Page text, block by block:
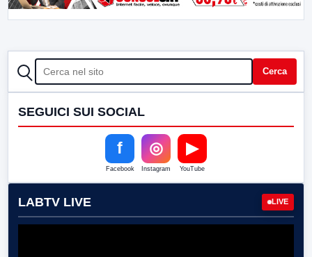
CERCA Cerca
SEGUICI SUI SOCIAL
f
Facebook
◎
Instagram
▶
YouTube
LABTV LIVE LIVE